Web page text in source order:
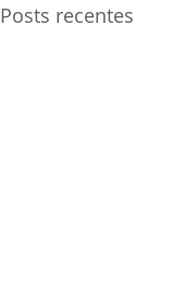
Posts recentes